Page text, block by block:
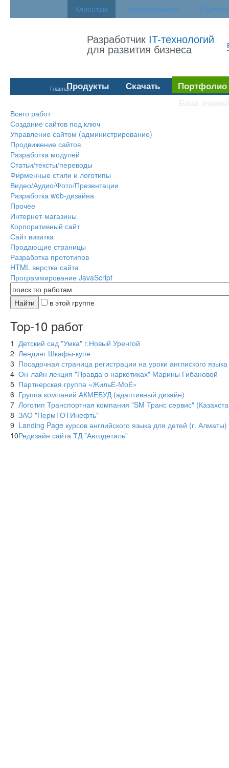
Клиентам Разработчикам
Разработчик IT-технологий
для развития бизнеса
ГлавнаяПродукты Скачать
Портфолио
Всего работ
Создание сайтов под ключ
Управление сайтом (администрирование)
Продвижение сайтов
Разработка модулей
Статьи/тексты/переводы
Фирменные стили и логотипы
Видео/Аудио/Фото/Презентации
Разработка web-дизайна
Прочее
Интернет-магазины
Корпоративный сайт
Сайт визитка
Продающие страницы
Разработка прототипов
HTML верстка сайта
Программирование JavaScript
в этой группе
Top-10 работ
1 Детский сад "Умка" г.Новый Уренгой
2 Лендинг Шкафы-купе
3 Посадочная страница регистрации на уроки англиского языка
4 Он-лайн лекция "Правда о наркотиках" Марины Гибановой
5 Партнерская группа «ЖильЁ-МоЁ»
6 Группа компаний АКМЕБУД (адаптивный дизайн)
7 Логотип Транспортная компания "SM Транс сервис"
8 ЗАО "ПермТОТИнефть"
9 Landing Page курсов английского языка для детей (г. Алматы)
10Редизайн сайта ТД "Автодеталь"